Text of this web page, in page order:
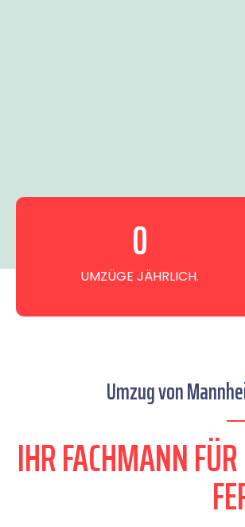
UMZÜGE JÄHRLICH.
0
Umzug von
IHR FACHMANN